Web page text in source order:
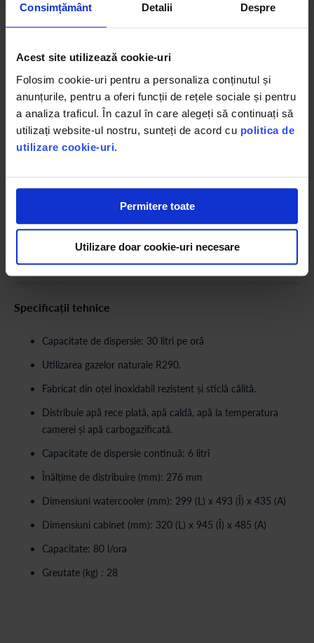
Consimțământ Detalii Despre
Acest site utilizează cookie-uri
Folosim cookie-uri pentru a personaliza conținutul și
anunțurile, pentru a oferi funcții de rețele sociale și pentru
a analiza traficul. În cazul în care alegeți să continuați să
utilizați website-ul nostru, sunteți de acord cu politica de
utilizare cookie-uri.
Permitere toate
Utilizare doar cookie-uri necesare
Asigură în toate situațiile temperatura corespunzătoare pentru
confort.
Funcția de economisire a energiei
Reduce consumul de energie cu 75% și ajută la eficiența în
utilizare – se activeaza mecanic prin butonul P4, odată activată
minute la fiecare 8 ore.
Permite personalizarea cantităților pentru un serviciu rapid și
Specificații tehnice
Capacitate de dispersie: 30 litri pe oră
Utilizarea gazelor naturale R290.
Fabricat din oțel inoxidabil rezistent și sticlă călită.
Distribuie apă rece plată, apă caldă, apă la temperatura
camerei și apă carbogazificată.
Capacitate de dispersie continuă: 6 litri
Înălțime de distribuire (mm): 276 mm
Dimensiuni watercooler (mm): 299 (L) x 493 (Î) x 435 (A)
Dimensiuni cabinet (mm): 320 (L) x 945 (Î) x 485 (A)
Capacitate: 80 l/ora
Greutate (kg) : 28